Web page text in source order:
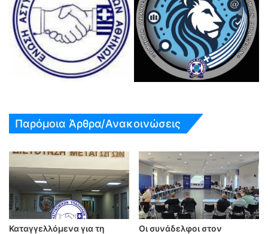
Παρόμοια Άρθρα/Ανακοινώσεις
Καταγγελλόμενα για τη
Οι συνάδελφοι στον